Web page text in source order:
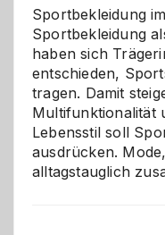
Sportbekleidung
Sportbekleidung
haben sich
entschieden,
tragen. Damit
Multifunktionalität
Lebensstil soll
ausdrücken.
alltagstauglich